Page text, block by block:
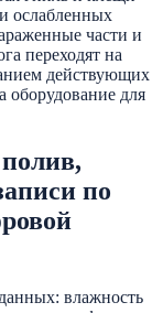
ослабленных
части и
переходят на
действующих
оборудование для
по
влажность